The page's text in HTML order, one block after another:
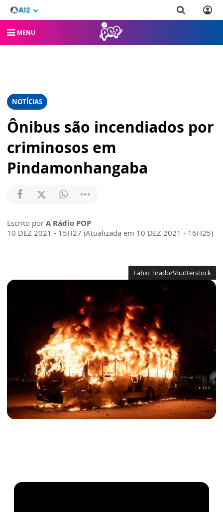
MENU
NOTÍCIAS
Ônibus são incendiados por
criminosos em
Pindamonhangaba
Escrito por A Rádio POP
10 DEZ 2021 - 15H27 (Atualizada em 10 DEZ 2021 - 16H25)
Fabio Tirado/Shutterstock